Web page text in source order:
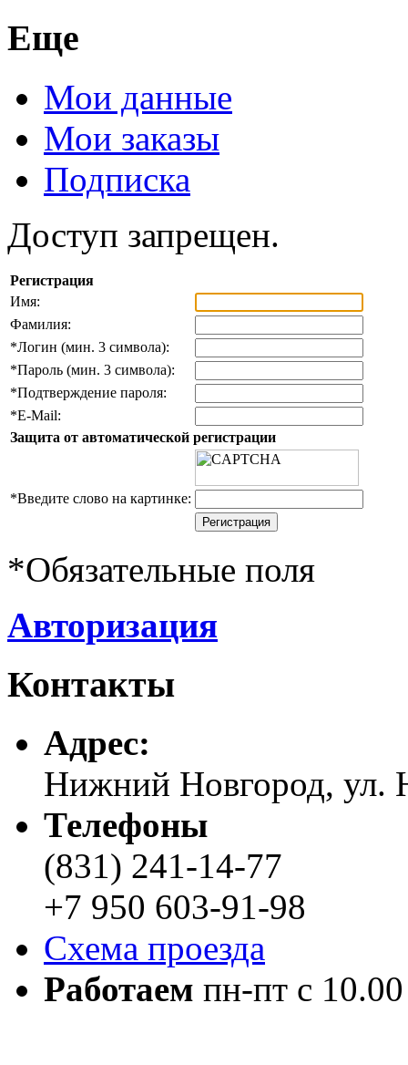
Еще
Мои данные
Мои заказы
Подписка
Доступ запрещен.
Регистрация
Имя:
Фамилия:
*Логин (мин. 3 символа):
*Пароль (мин. 3 символа):
*Подтверждение пароля:
*E-Mail:
Защита от автоматической регистрации
*Введите слово на картинке:
*Обязательные поля
Авторизация
Контакты
Адреc:
Нижний Новгород, ул.
Телефоны
(831) 241-14-77
+7 950 603-91-98
Схема проезда
Работаем пн-пт с